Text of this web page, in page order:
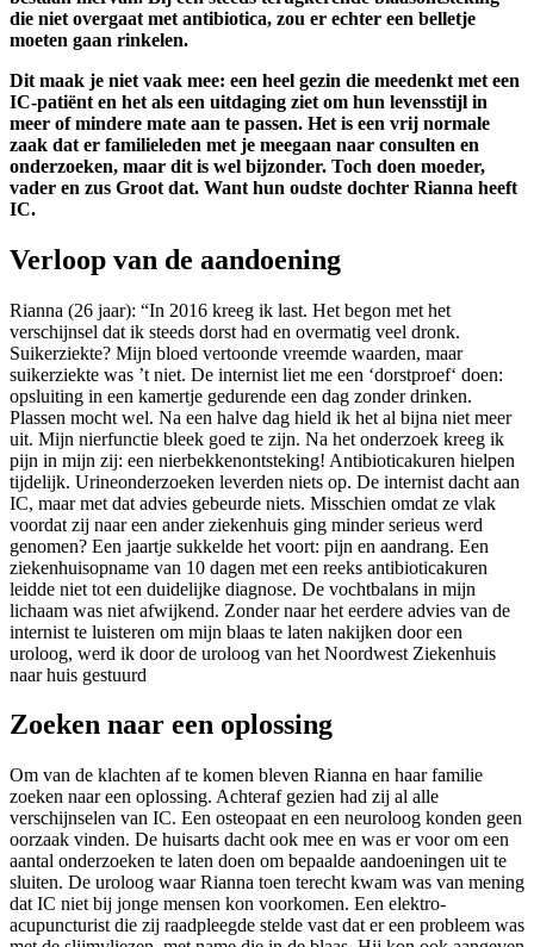
die niet overgaat met antibiotica, zou er echter een belletje
moeten gaan rinkelen.
Dit maak je niet vaak mee: een heel gezin die meedenkt met een
IC-patiënt en het als een uitdaging ziet om hun levensstijl in
meer of mindere mate aan te passen. Het is een vrij normale
zaak dat er familieleden met je meegaan naar consulten en
onderzoeken, maar dit is wel bijzonder. Toch doen moeder,
vader en zus Groot dat. Want hun oudste dochter Rianna heeft
IC.
Verloop van de aandoening
Rianna (26 jaar): “In 2016 kreeg ik last. Het begon met het
verschijnsel dat ik steeds dorst had en overmatig veel dronk.
Suikerziekte? Mijn bloed vertoonde vreemde waarden, maar
suikerziekte was ’t niet. De internist liet me een ‘dorstproef‘ doen:
opsluiting in een kamertje gedurende een dag zonder drinken.
Plassen mocht wel. Na een halve dag hield ik het al bijna niet meer
uit. Mijn nierfunctie bleek goed te zijn. Na het onderzoek kreeg ik
pijn in mijn zij: een nierbekkenontsteking! Antibioticakuren hielpen
tijdelijk. Urineonderzoeken leverden niets op. De internist dacht aan
IC, maar met dat advies gebeurde niets. Misschien omdat ze vlak
voordat zij naar een ander ziekenhuis ging minder serieus werd
genomen? Een jaartje sukkelde het voort: pijn en aandrang. Een
ziekenhuisopname van 10 dagen met een reeks antibioticakuren
leidde niet tot een duidelijke diagnose. De vochtbalans in mijn
lichaam was niet afwijkend. Zonder naar het eerdere advies van de
internist te luisteren om mijn blaas te laten nakijken door een
uroloog, werd ik door de uroloog van het Noordwest Ziekenhuis
naar huis gestuurd
Zoeken naar een oplossing
Om van de klachten af te komen bleven Rianna en haar familie
zoeken naar een oplossing. Achteraf gezien had zij al alle
verschijnselen van IC. Een osteopaat en een neuroloog konden geen
oorzaak vinden. De huisarts dacht ook mee en was er voor om een
aantal onderzoeken te laten doen om bepaalde aandoeningen uit te
sluiten. De uroloog waar Rianna toen terecht kwam was van mening
dat IC niet bij jonge mensen kon voorkomen. Een elektro-
acupuncturist die zij raadpleegde stelde vast dat er een probleem was